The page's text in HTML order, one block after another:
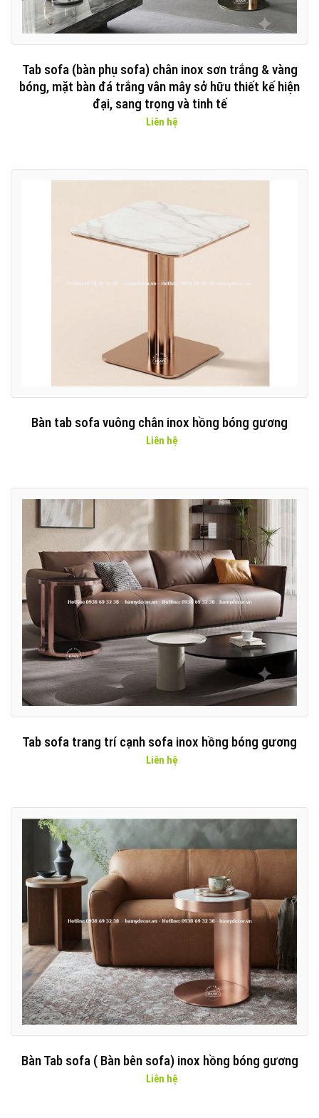
Tab sofa (bàn phụ sofa) chân inox sơn trắng & vàng
bóng, mặt bàn đá trắng vân mây sở hữu thiết kế hiện
đại, sang trọng và tinh tế
Liên hệ
Bàn tab sofa vuông chân inox hồng bóng gương
Liên hệ
Tab sofa trang trí cạnh sofa inox hồng bóng gương
Liên hệ
Bàn Tab sofa ( Bàn bên sofa) inox hồng bóng gương
Liên hệ